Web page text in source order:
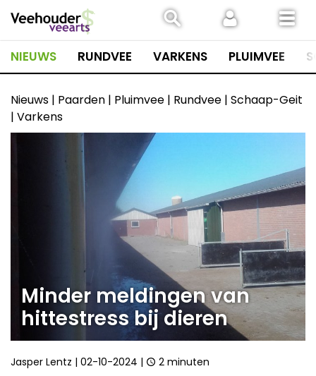
naar
inhoud
NIEUWS RUNDVEE VARKENS PLUIMVEE
Nieuws | Paarden | Pluimvee | Rundvee | Schaap-Geit
| Varkens
Minder meldingen van
hittestress bij dieren
Jasper Lentz | 02-10-2024 | 2 minuten